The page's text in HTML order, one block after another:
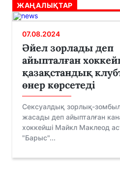
ЖАҢАЛЫҚТАР
07.08.2024
Әйел зорлады деп
айыпталған
қазақстандық
өнер көрсетеді
Сексуалдық зорлық-
жасады деп айыпталған
хоккейші Майкл Маклеод
"Барыс"...